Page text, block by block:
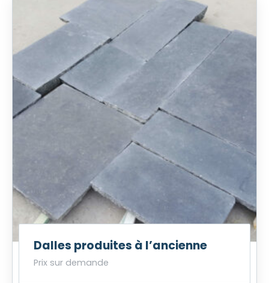
Dalles produites à l’ancienne
Prix sur demande